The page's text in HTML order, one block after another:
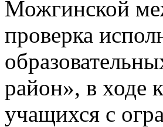
Можгинской
проверка
район», в ходе
учащихся с